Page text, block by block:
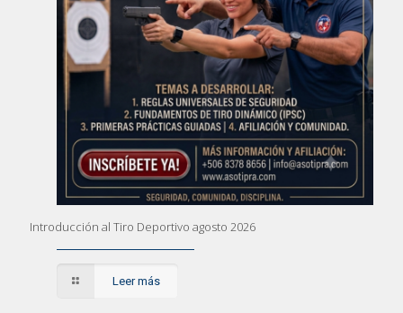
Introducción al Tiro Deportivo agosto 2026
Leer más